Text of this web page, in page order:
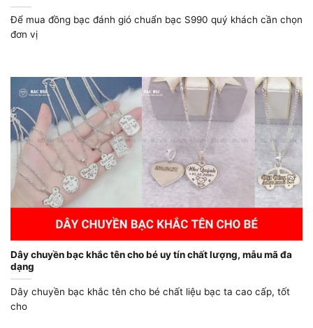
Để mua đồng bạc đánh gió chuẩn bạc S990 quý khách cần chọn
đơn vị
Dây chuyền bạc khắc tên cho bé uy tín chất lượng, mẫu mã đa
dạng
Dây chuyền bạc khắc tên cho bé chất liệu bạc ta cao cấp, tốt
cho